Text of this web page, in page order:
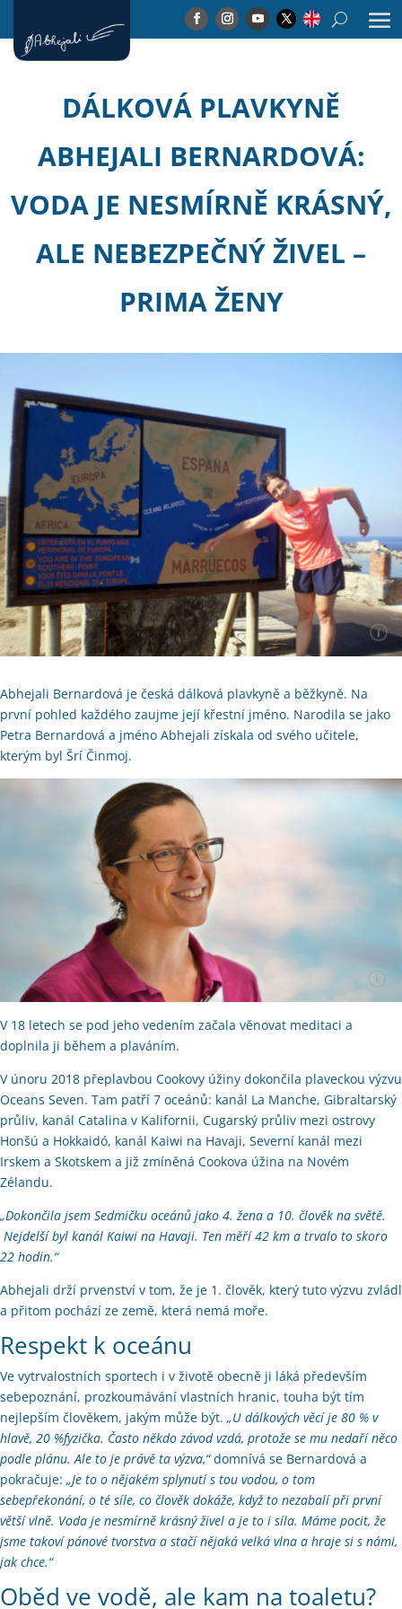
DÁLKOVÁ PLAVKYNĚ
ABHEJALI BERNARDOVÁ:
VODA JE NESMÍRNĚ KRÁSNÝ,
ALE NEBEZPEČNÝ ŽIVEL –
PRIMA ŽENY
Abhejali Bernardová je česká dálková plavkyně a běžkyně. Na
první pohled každého zaujme její křestní jméno. Narodila se jako
Petra Bernardová a jméno Abhejali získala od svého učitele,
kterým byl Šrí Činmoj.
V 18 letech se pod jeho vedením začala věnovat meditaci a
doplnila ji během a plaváním.
V únoru 2018 přeplavbou Cookovy úžiny dokončila plaveckou výzvu
Oceans Seven. Tam patří 7 oceánů: kanál La Manche, Gibraltarský
průliv, kanál Catalina v Kalifornii, Cugarský průliv mezi ostrovy
Honšú a Hokkaidó, kanál Kaiwi na Havaji, Severní kanál mezi
Irskem a Skotskem a již zmíněná Cookova úžina na Novém
Zélandu.
„Dokončila jsem Sedmičku oceánů jako 4. žena a 10. člověk na světě.
Nejdelší byl kanál Kaiwi na Havaji. Ten měří 42 km a trvalo to skoro
22 hodin.“
Abhejali drží prvenství v tom, že je 1. člověk, který tuto výzvu zvládl
a přitom pochází ze země, která nemá moře.
Respekt k oceánu
Ve vytrvalostních sportech i v životě obecně ji láká především
sebepoznání, prozkoumávání vlastních hranic, touha být tím
nejlepším člověkem, jakým může být. „U dálkových věcí je 80 % v
hlavě, 20 %fyzička. Často někdo závod vzdá, protože se mu nedaří něco
podle plánu. Ale to je právě ta výzva,“domnívá se Bernardová a
pokračuje: „Je to o nějakém splynutí s tou vodou, o tom
sebepřekonání, o té síle, co člověk dokáže, když to nezabalí při první
větší vlně. Voda je nesmírně krásný živel a je to i síla. Máme pocit, že
jsme takoví pánové tvorstva a stačí nějaká velká vlna a hraje si s námi,
jak chce.“
Oběd ve vodě, ale kam na toaletu?